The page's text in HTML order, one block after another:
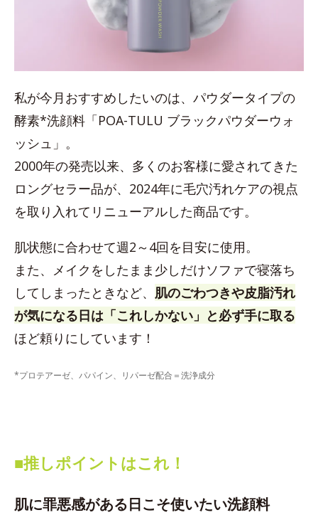
私が今月おすすめしたいのは、パウダータイプの
酵素*洗顔料「POA-TULU ブラックパウダーウォ
ッシュ」。
2000年の発売以来、多くのお客様に愛されてきた
ロングセラー品が、2024年に毛穴汚れケアの視点
を取り入れてリニューアルした商品です。
肌状態に合わせて週2～4回を目安に使用。
また、メイクをしたまま少しだけソファで寝落ち
してしまったときなど、 肌のごわつきや皮脂汚れ
が気になる日は「これしかない」と必ず手に取る
ほど頼りにしています！
*プロテアーゼ、パパイン、リパーゼ配合＝洗浄成分
■推しポイントはこれ！
肌に罪悪感がある日こそ使いたい洗顔料